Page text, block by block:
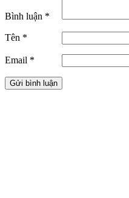
Bình luận *
Tên *
Email *